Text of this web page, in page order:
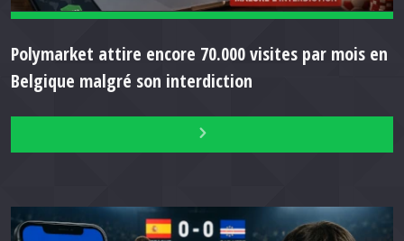
Polymarket attire encore 70.000 visites par mois en
Belgique malgré son interdiction